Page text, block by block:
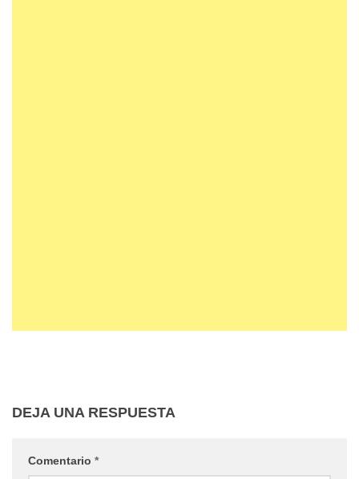
DEJA UNA RESPUESTA
Comentario *